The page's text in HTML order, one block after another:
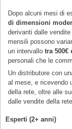
Dopo alcuni mesi di
di dimensioni
derivanti dalle
mensili possono
un intervallotra 500€
personali che le
Un distributore con
al mese, e ricevendo
della rete, oltre alle
dalle vendite della
Esperti (2+ anni)